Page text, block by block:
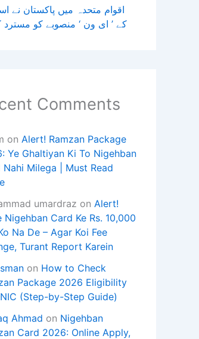
اقوام متحدہ میں پاکستان نے
کے ’ ای ون ‘ منصوبے کو مسترد
Comments
on Alert! Ramzan Package
Ye Ghaltiyan Ki To Nigehban
Nahi Milega | Must Read
umardraz on Alert!
Nigehban Card Ke Rs. 10,000
Na De – Agar Koi Fee
Turant Report Karein
on How to Check
Package 2026 Eligibility
(Step-by-Step Guide)
Ahmad on Nigehban
Card 2026: Online Apply,